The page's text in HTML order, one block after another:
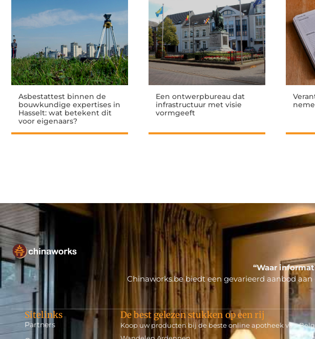
Asbestattest binnen de
bouwkundige expertises in
Hasselt: wat betekent dit
voor eigenaars?
Een ontwerpbureau dat
infrastructuur met visie
vormgeeft
“Waar
Chinaworks.be biedt een gevarieerd aanbod
Sitelinks
Partners
De best gelezen stukken op een rij
Koop uw producten bij de beste online apotheek van